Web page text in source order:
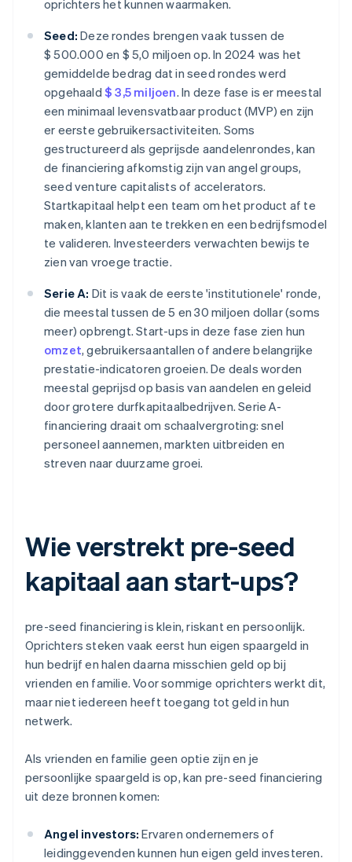
oprichters het kunnen waarmaken.
Seed: Deze rondes brengen vaak tussen de
$ 500.000 en $ 5,0 miljoen op. In 2024 was het
gemiddelde bedrag dat in seed rondes werd
opgehaald $ 3,5 miljoen. In deze fase is er meestal
een minimaal levensvatbaar product (MVP) en zijn
er eerste gebruikersactiviteiten. Soms
gestructureerd als geprijsde aandelenrondes, kan
de financiering afkomstig zijn van angel groups,
seed venture capitalists of accelerators.
Startkapitaal helpt een team om het product af te
maken, klanten aan te trekken en een bedrijfsmodel
te valideren. Investeerders verwachten bewijs te
zien van vroege tractie.
Serie A: Dit is vaak de eerste 'institutionele' ronde,
die meestal tussen de 5 en 30 miljoen dollar (soms
meer) opbrengt. Start-ups in deze fase zien hun
omzet, gebruikersaantallen of andere belangrijke
prestatie-indicatoren groeien. De deals worden
meestal geprijsd op basis van aandelen en geleid
door grotere durfkapitaalbedrijven. Serie A-
financiering draait om schaalvergroting: snel
personeel aannemen, markten uitbreiden en
streven naar duurzame groei.
Wie verstrekt pre-seed
kapitaal aan start-ups?
pre-seed financiering is klein, riskant en persoonlijk.
Oprichters steken vaak eerst hun eigen spaargeld in
hun bedrijf en halen daarna misschien geld op bij
vrienden en familie. Voor sommige oprichters werkt dit,
maar niet iedereen heeft toegang tot geld in hun
netwerk.
Als vrienden en familie geen optie zijn en je
persoonlijke spaargeld is op, kan pre-seed financiering
uit deze bronnen komen:
Angel investors: Ervaren ondernemers of
leidinggevenden kunnen hun eigen geld investeren.